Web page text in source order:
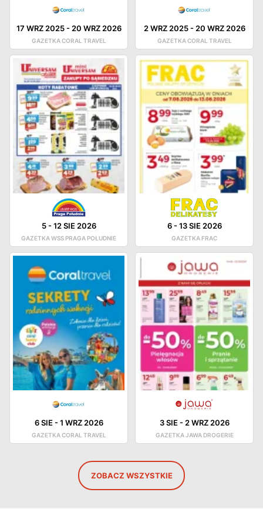
17 WRZ 2025-20 WRZ 2026
GAZETKA CORAL TRAVEL
2 WRZ 2025-20 WRZ 2026
GAZETKA CORAL TRAVEL
5-12 SIE 2026
GAZETKA WSS PRAGA POŁUDNIE
6-13 SIE 2026
GAZETKA FRAC
6 SIE -1 WRZ 2026
GAZETKA CORAL TRAVEL
3 SIE - 2 WRZ 2026
GAZETKA JAWA DROGERIE
ZOBACZ WSZYSTKIE